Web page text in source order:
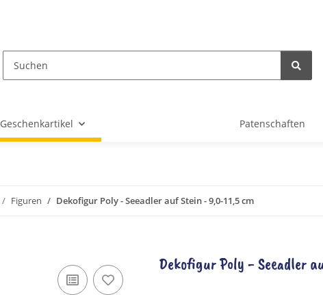
Geschenkartikel Patenschaften
Figuren Dekofigur Poly - Seeadler auf Stein - 9,0-11,5 cm
Dekofigur Poly - Seeadler